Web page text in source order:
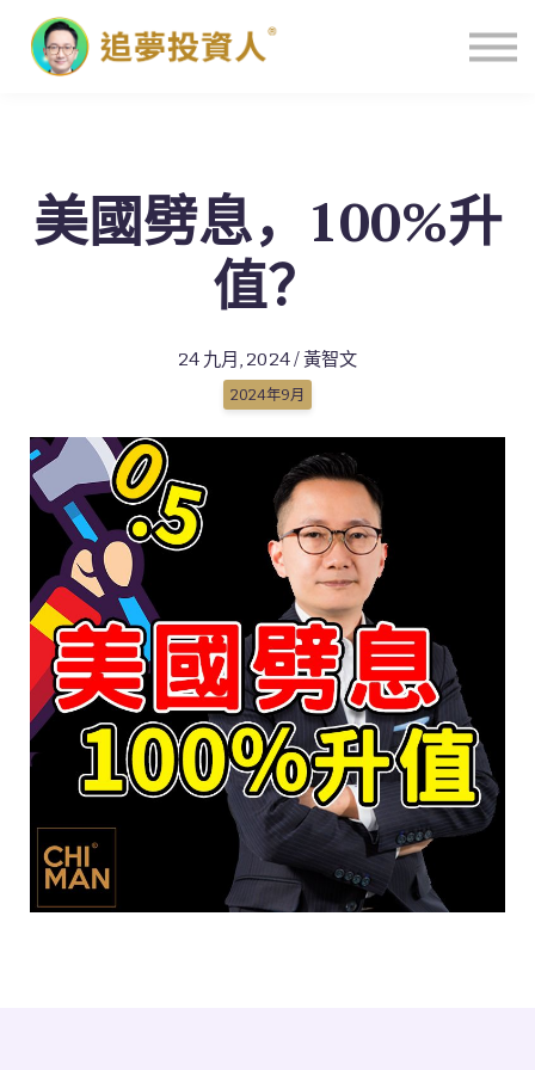
主頁
美國劈息，100%升
值？
24 九月, 2024 / 黃智文
2024年9月